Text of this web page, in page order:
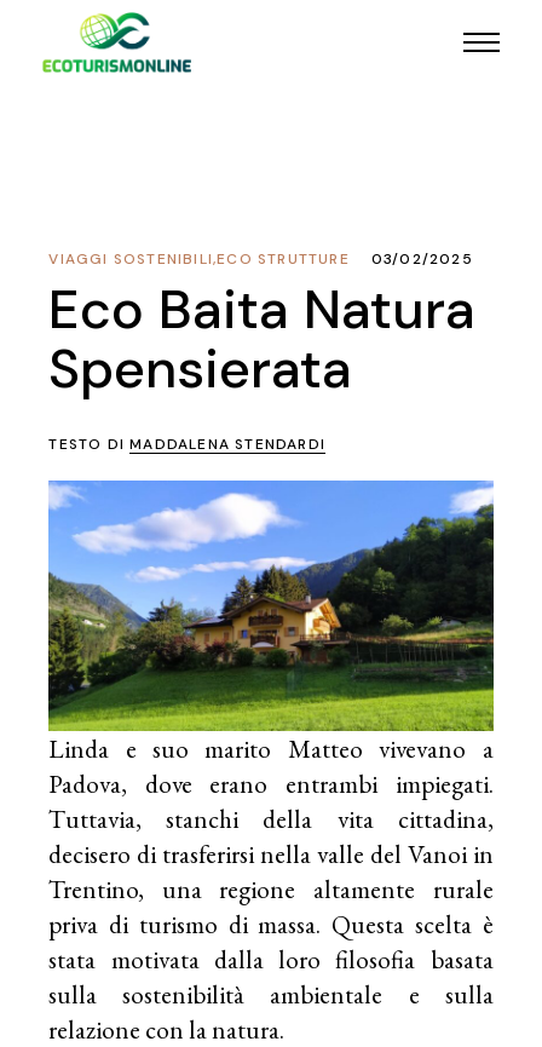
ECO STRUTTURE
,
VIAGGI SOSTENIBILI 03/02/2025
Eco Baita Natura
Spensierata
TESTO DIMADDALENA STENDARDI
Linda e suo marito Matteo vivevano a
Padova, dove erano entrambi impiegati.
Tuttavia, stanchi della vita cittadina,
decisero di trasferirsi nella valle del Vanoi in
Trentino, una regione altamente rurale
priva di turismo di massa. Questa scelta è
stata motivata dalla loro filosofia basata
sulla sostenibilità ambientale e sulla
relazione con la natura.